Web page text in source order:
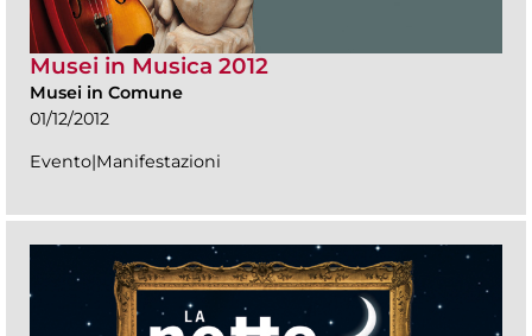
Musei in Musica 2012
Musei in Comune
01/12/2012
Evento|Manifestazioni